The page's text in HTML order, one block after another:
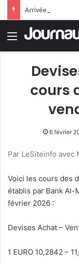
Menu
cours
6 février
Par LeSiteinfo avec
Voici les cours des
établis par Bank Al-
février 2026 :
Devises Achat –
1 EURO 10,2842 –